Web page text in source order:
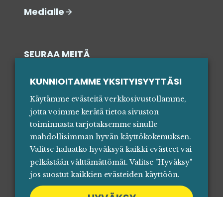
Medialle
SEURAA MEITÄ
KUNNIOITAMME YKSITYISYYTTÄSI
Käytämme evästeitä verkkosivustollamme,
jotta voimme kerätä tietoa sivuston
toiminnasta tarjotaksemme sinulle
mahdollisimman hyvän käyttökokemuksen.
Valitse haluatko hyväksyä kaikki evästeet vai
pelkästään välttämättömät. Valitse "Hyväksy"
jos suostut kaikkien evästeiden käyttöön.